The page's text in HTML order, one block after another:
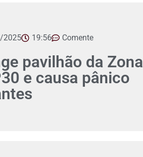
2025 19:56 Comente
pavilhão da Zona
e causa pânico